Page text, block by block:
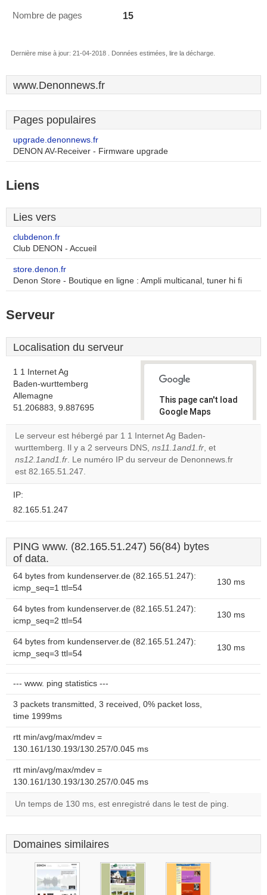
Nombre de pages 15
Dernière mise à jour: 21-04-2018 . Données estimées, lire la décharge.
www.Denonnews.fr
Pages populaires
upgrade.denonnews.fr
DENON AV-Receiver - Firmware upgrade
Liens
Lies vers
clubdenon.fr
Club DENON - Accueil
store.denon.fr
Denon Store - Boutique en ligne : Ampli multicanal, tuner hi fi
Serveur
Localisation du serveur
1 1 Internet Ag
Baden-wurttemberg
Allemagne
51.206883, 9.887695
This page can't load
Google Maps
correctly.
Do you
own this
OK
Le serveur est hébergé par 1 1 Internet Ag Baden-
wurttemberg. Il y a 2 serveurs DNS, ns11.1and1.fr, et
ns12.1and1.fr. Le numéro IP du serveur de Denonnews.fr
est 82.165.51.247.
IP:
82.165.51.247
PING www. (82.165.51.247) 56(84) bytes
of data.
64 bytes from kundenserver.de (82.165.51.247):
icmp_seq=1 ttl=54
130 ms
64 bytes from kundenserver.de (82.165.51.247):
icmp_seq=2 ttl=54
130 ms
64 bytes from kundenserver.de (82.165.51.247):
icmp_seq=3 ttl=54
130 ms
--- www. ping statistics ---
3 packets transmitted, 3 received, 0% packet loss,
time 1999ms
rtt min/avg/max/mdev =
130.161/130.193/130.257/0.045 ms
rtt min/avg/max/mdev =
130.161/130.193/130.257/0.045 ms
Un temps de 130 ms, est enregistré dans le test de ping.
Domaines similaires